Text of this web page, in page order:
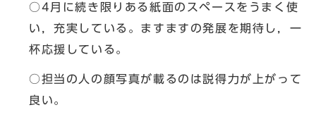
○4月に続き限りある紙面のスペースをうまく使
い，充実している。ますますの発展を期待し，一
杯応援している。
○担当の人の顔写真が載るのは説得力が上がって
良い。